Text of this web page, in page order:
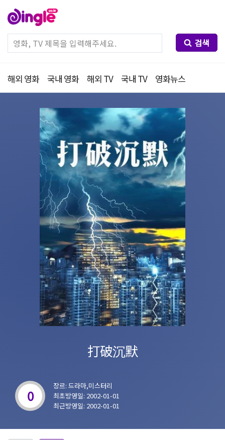
검색
해외 영화 국내 영화 해외 TV 국내 TV 영화뉴스
打破沉默
0
장르: 드라마,미스터리
최초방영일: 2002-01-01
최근방영일: 2002-01-01